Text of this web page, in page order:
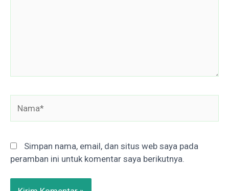
Simpan nama, email, dan situs web saya pada
peramban ini untuk komentar saya berikutnya.